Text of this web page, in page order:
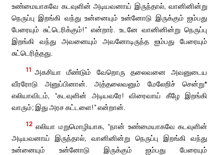
உண்மையாகவே கடவுளின் அடியவனாய் இருந்தால், வானினின்று
நெருப்பு இறங்கி வந்து உன்னையும் உன்னோடு இருக்கும் ஐம்பது
பேரையும் சுட்டெரிக்கும்!” என்றார். உடனே வானினின்று நெருப்பு
இறங்கி வந்து அவனையும் அவனோடிருந்த ஐம்பது பேரையும்
சுட்டெரித்தது.
11 அகசியா மீண்டும் வேறொரு தலைவனை அவனுடைய
வீரரோடு அனுப்பினான். அத்தலைவனும் மேலேறிச் சென்று*
எலியாவிடம், “கடவுளின் அடியவரே! விரைவாய் கீழே இறங்கி
வாரும்; இது அரச கட்டளை!” என்றான்.
12 எலியா மறுமொழியாக, “நான் உண்மையாகவே கடவுளின்
அடியவனாய் இருந்தால், வானினின்று நெருப்பு இறங்கி வந்து
உன்னையும் உன்னோடு இருக்கும் ஐம்பது பேரையும்